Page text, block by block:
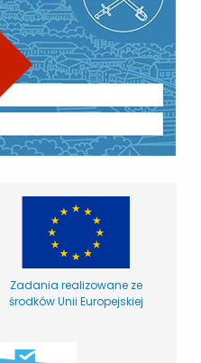
Zadania realizowane ze
środków Unii Europejskiej